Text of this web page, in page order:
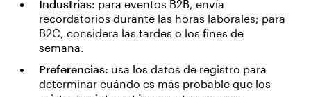
Industrias: para eventos B2B, envía
recordatorios durante las horas laborales; para
B2C, considera las tardes o los fines de
semana.
Preferencias: usa los datos de registro para
determinar cuándo es más probable que los